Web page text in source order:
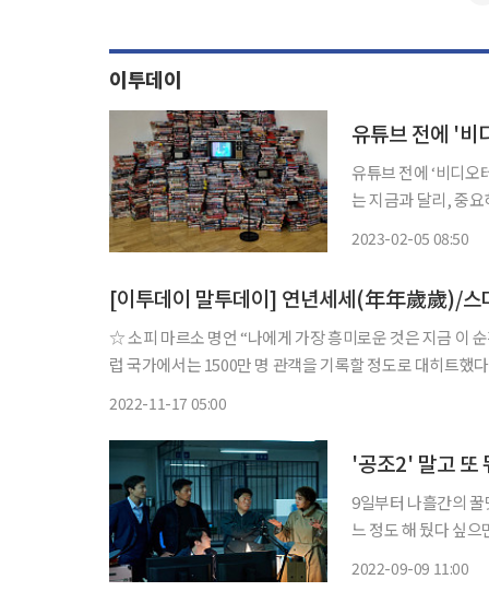
이투데이
유튜브 전에 ‘비디
는 지금과 달리, 중
2023-02-05 08:50
[이투데이 말투데이] 연년세세(年年歲歲)/스
☆ 소피 마르소 명언 “나에게 가장 흥미로운 것은 지금 이 순간이다.” 프랑스 배우. 데뷔작 영화 ‘라붐’은 프랑스에서 450만, 다른 유
럽 국가에서는 1500만 명 관객을 기록할 정도로 대히트했
2022-11-17 05:00
'공조2' 말고 또
9일부터 나흘간의
느 정도 해 뒀다 싶
2022-09-09 11:00